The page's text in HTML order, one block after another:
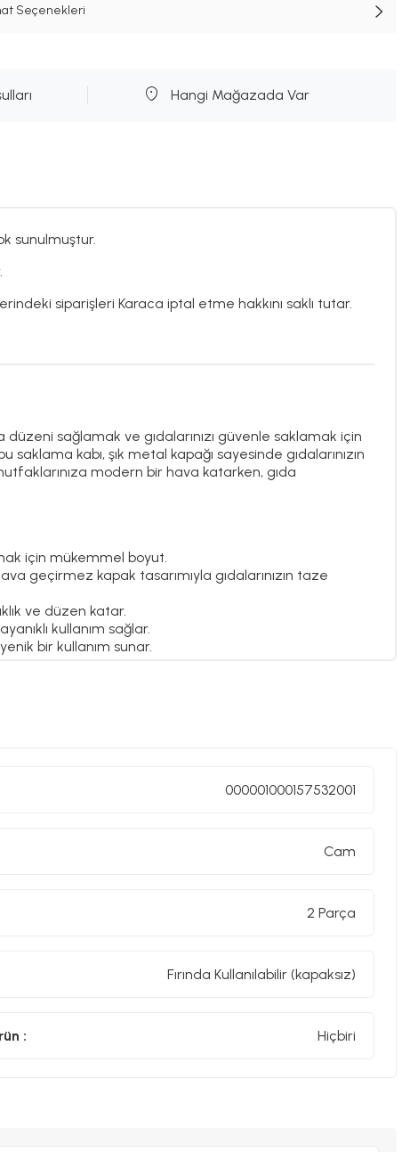
Seçenekleri
Hangi Mağazada Var
sunulmuştur.
siparişleri Karaca iptal etme hakkını saklı tutar.
sağlamak ve gıdalarınızı güvenle saklamak için
kabı, şık metal kapağı sayesinde gıdalarınızın
modern bir hava katarken, gıda
için mükemmel boyut.
geçirmez kapak tasarımıyla gıdalarınızın taze
ve düzen katar.
kullanım sağlar.
bir kullanım sunar.
000001000157532001
Cam
2 Parça
Fırında Kullanılabilir (kapaksız)
: Hiçbiri